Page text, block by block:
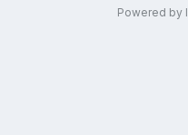
Powered by